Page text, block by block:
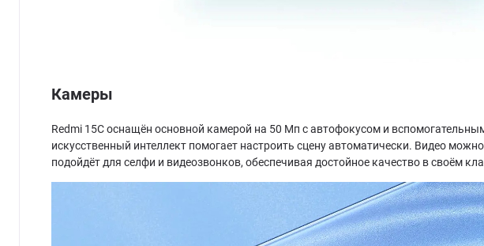
Камеры
Redmi 15C оснащён основной камерой на 50 Мп с автофокусом и
искусственный интеллект помогает настроить сцену автоматически. Видео
подойдёт для селфи и видеозвонков, обеспечивая достойное качество в своём